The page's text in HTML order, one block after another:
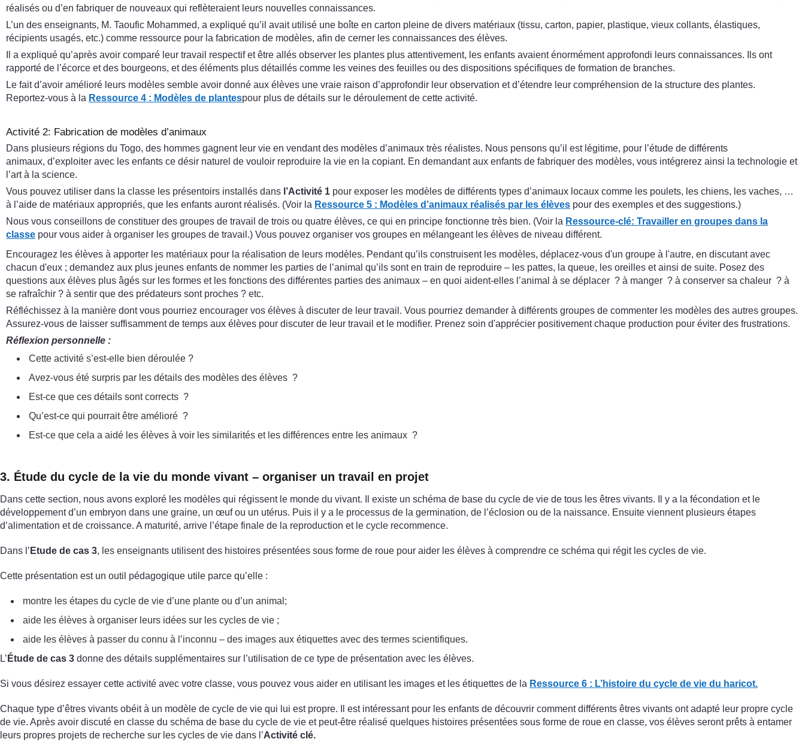
réalisés ou d’en fabriquer de nouveaux qui reflèteraient leurs nouvelles connaissances.
L’un des enseignants, M. Taoufic Mohammed, a expliqué qu’il avait utilisé une boîte en carton pleine de divers matériaux (tissu, carton, papier, plastique, vieux collants, élastiques,
récipients usagés, etc.) comme ressource pour la fabrication de modèles, afin de cerner les connaissances des élèves.
Il a expliqué qu’après avoir comparé leur travail respectif et être allés observer les plantes plus attentivement, les enfants avaient énormément approfondi leurs connaissances. Ils ont
rapporté de l’écorce et des bourgeons, et des éléments plus détaillés comme les veines des feuilles ou des dispositions spécifiques de formation de branches.
Le fait d’avoir amélioré leurs modèles semble avoir donné aux élèves une vraie raison d’approfondir leur observation et d’étendre leur compréhension de la structure des plantes.
Reportez-vous à la Ressource 4 : Modèles de plantespour plus de détails sur le déroulement de cette activité.
Activité 2: Fabrication de modèles d’animaux
Dans plusieurs régions du Togo, des hommes gagnent leur vie en vendant des modèles d’animaux très réalistes. Nous pensons qu’il est légitime, pour l’étude de différents
animaux, d’exploiter avec les enfants ce désir naturel de vouloir reproduire la vie en la copiant. En demandant aux enfants de fabriquer des modèles, vous intégrerez ainsi la technologie et
l’art à la science.
Vous pouvez utiliser dans la classe les présentoirs installés dans l’Activité 1 pour exposer les modèles de différents types d’animaux locaux comme les poulets, les chiens, les vaches, …
à l’aide de matériaux appropriés, que les enfants auront réalisés. (Voir la Ressource 5 : Modèles d’animaux réalisés par les élèves pour des exemples et des suggestions.)
Nous vous conseillons de constituer des groupes de travail de trois ou quatre élèves, ce qui en principe fonctionne très bien. (Voir la Ressource-clé: Travailler en groupes dans la
classe pour vous aider à organiser les groupes de travail.) Vous pouvez organiser vos groupes en mélangeant les élèves de niveau différent.
Encouragez les élèves à apporter les matériaux pour la réalisation de leurs modèles. Pendant qu’ils construisent les modèles, déplacez-vous d'un groupe à l'autre, en discutant avec
chacun d'eux ; demandez aux plus jeunes enfants de nommer les parties de l’animal qu’ils sont en train de reproduire – les pattes, la queue, les oreilles et ainsi de suite. Posez des
questions aux élèves plus âgés sur les formes et les fonctions des différentes parties des animaux – en quoi aident-elles l’animal à se déplacer ? à manger ? à conserver sa chaleur ? à
se rafraîchir ? à sentir que des prédateurs sont proches ? etc.
Réfléchissez à la manière dont vous pourriez encourager vos élèves à discuter de leur travail. Vous pourriez demander à différents groupes de commenter les modèles des autres groupes.
Assurez-vous de laisser suffisamment de temps aux élèves pour discuter de leur travail et le modifier. Prenez soin d'apprécier positivement chaque production pour éviter des frustrations.
Réflexion personnelle :
Cette activité s’est-elle bien déroulée ?
Avez-vous été surpris par les détails des modèles des élèves ?
Est-ce que ces détails sont corrects ?
Qu’est-ce qui pourrait être amélioré ?
Est-ce que cela a aidé les élèves à voir les similarités et les différences entre les animaux ?
3. Étude du cycle de la vie du monde vivant – organiser un travail en projet
Dans cette section, nous avons exploré les modèles qui régissent le monde du vivant. Il existe un schéma de base du cycle de vie de tous les êtres vivants. Il y a la fécondation et le
développement d’un embryon dans une graine, un œuf ou un utérus. Puis il y a le processus de la germination, de l’éclosion ou de la naissance. Ensuite viennent plusieurs étapes
d’alimentation et de croissance. A maturité, arrive l’étape finale de la reproduction et le cycle recommence.
Dans l’ Etude de cas 3, les enseignants utilisent des histoires présentées sous forme de roue pour aider les élèves à comprendre ce schéma qui régit les cycles de vie.
Cette présentation est un outil pédagogique utile parce qu’elle :
montre les étapes du cycle de vie d’une plante ou d’un animal;
aide les élèves à organiser leurs idées sur les cycles de vie ;
aide les élèves à passer du connu à l’inconnu – des images aux étiquettes avec des termes scientifiques.
L’ Étude de cas 3 donne des détails supplémentaires sur l’utilisation de ce type de présentation avec les élèves.
Si vous désirez essayer cette activité avec votre classe, vous pouvez vous aider en utilisant les images et les étiquettes de la Ressource 6 : L’histoire du cycle de vie du haricot.
Chaque type d’êtres vivants obéit à un modèle de cycle de vie qui lui est propre. Il est intéressant pour les enfants de découvrir comment différents êtres vivants ont adapté leur propre cycle
de vie. Après avoir discuté en classe du schéma de base du cycle de vie et peut-être réalisé quelques histoires présentées sous forme de roue en classe, vos élèves seront prêts à entamer
leurs propres projets de recherche sur les cycles de vie dans l’Activité clé.